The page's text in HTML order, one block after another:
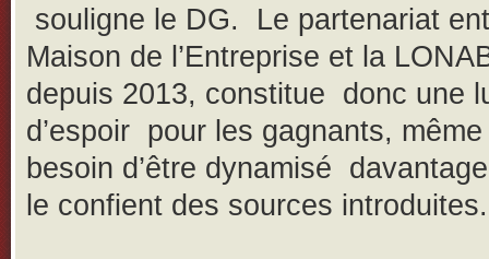
souligne le DG. Le partenariat
Maison de l’Entreprise et la
depuis 2013, constitue donc une
d’espoir pour les gagnants, même
besoin d’être dynamisé
le confient des sources introduites.